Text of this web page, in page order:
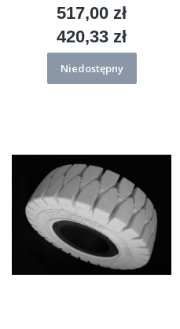
Cena
517,00 zł
Cena
420,33 zł
Niedostępny